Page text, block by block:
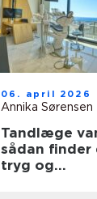
06. april 2026
Annika Sørensen
Tandlæge
sådan finder
tryg og